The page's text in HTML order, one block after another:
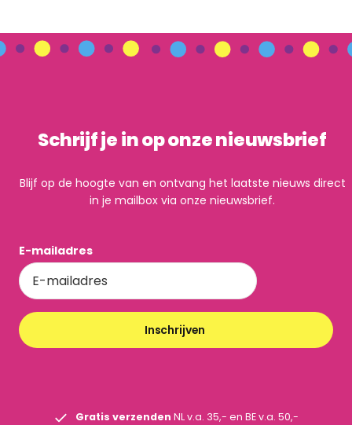
Schrijf je in op onze nieuwsbrief
Blijf op de hoogte van en ontvang het laatste nieuws direct
in je mailbox via onze nieuwsbrief.
E-mailadres
Inschrijven
Gratis verzenden NL v.a. 35,- en BE v.a. 50,-